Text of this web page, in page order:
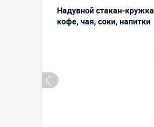
Надувной стакан-кружка
кофе, чая, соки, напитки